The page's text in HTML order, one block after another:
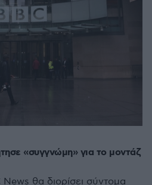
«συγγνώμη» για το μοντάζ
θα διορίσει σύντομα